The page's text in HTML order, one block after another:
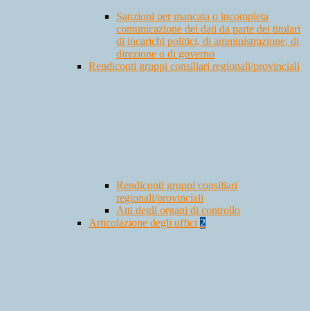
Sanzioni per mancata o incompleta
comunicazione dei dati da parte dei titolari
di incarichi politici, di amministrazione, di
direzione o di governo
Rendiconti gruppi consiliari regionali/provinciali
Rendiconti gruppi consiliari
regionali/provinciali
Atti degli organi di controllo
Articolazione degli uffici 2